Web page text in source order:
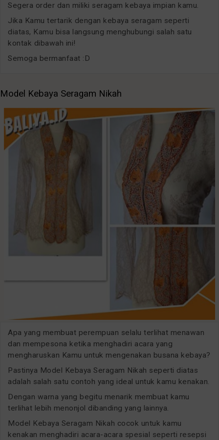
Segera order dan miliki seragam kebaya impian kamu.
Jika Kamu tertarik dengan kebaya seragam seperti
diatas, Kamu bisa langsung menghubungi salah satu
kontak dibawah ini!
Semoga bermanfaat :D
Model Kebaya Seragam Nikah
Apa yang membuat perempuan selalu terlihat menawan
dan mempesona ketika menghadiri acara yang
mengharuskan Kamu untuk mengenakan busana kebaya?
Pastinya Model Kebaya Seragam Nikah seperti diatas
adalah salah satu contoh yang ideal untuk kamu kenakan.
Dengan warna yang begitu menarik membuat kamu
terlihat lebih menonjol dibanding yang lainnya.
Model Kebaya Seragam Nikah cocok untuk kamu
kenakan menghadiri acara-acara spesial seperti resepsi